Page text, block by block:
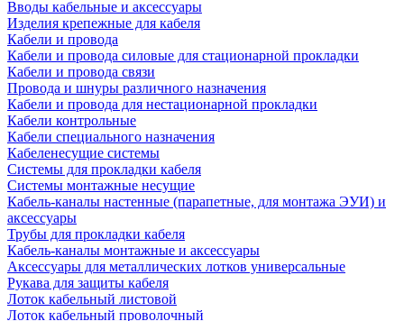
Вводы кабельные и аксессуары
Изделия крепежные для кабеля
Кабели и провода
Кабели и провода силовые для стационарной прокладки
Кабели и провода связи
Провода и шнуры различного назначения
Кабели и провода для нестационарной прокладки
Кабели контрольные
Кабели специального назначения
Кабеленесущие системы
Системы для прокладки кабеля
Системы монтажные несущие
Кабель-каналы настенные (парапетные, для монтажа ЭУИ) и
аксессуары
Трубы для прокладки кабеля
Кабель-каналы монтажные и аксессуары
Аксессуары для металлических лотков универсальные
Рукава для защиты кабеля
Лоток кабельный листовой
Лоток кабельный проволочный